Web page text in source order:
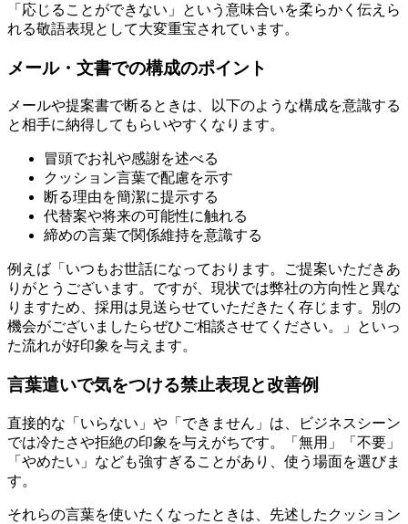
「応じることができない」という意味合いを柔らかく伝えら
れる敬語表現として大変重宝されています。
メール・文書での構成のポイント
メールや提案書で断るときは、以下のような構成を意識する
と相手に納得してもらいやすくなります。
冒頭でお礼や感謝を述べる
クッション言葉で配慮を示す
断る理由を簡潔に提示する
代替案や将来の可能性に触れる
締めの言葉で関係維持を意識する
例えば「いつもお世話になっております。ご提案いただきあ
りがとうございます。ですが、現状では弊社の方向性と異な
りますため、採用は見送らせていただきたく存じます。別の
機会がございましたらぜひご相談させてください。」といっ
た流れが好印象を与えます。
言葉遣いで気をつける禁止表現と改善例
直接的な「いらない」や「できません」は、ビジネスシーン
では冷たさや拒絶の印象を与えがちです。「無用」「不要」
「やめたい」なども強すぎることがあり、使う場面を選びま
す。
それらの言葉を使いたくなったときは、先述したクッション